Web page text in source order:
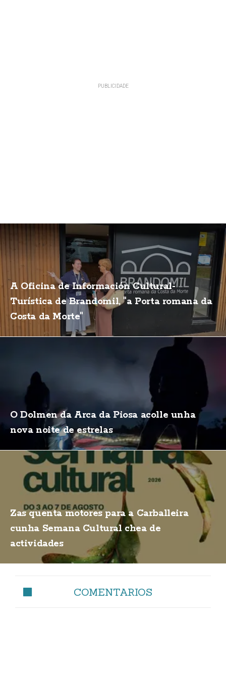
A Oficina de Información Cultural-
Turística de Brandomil, "a Porta romana da
Costa da Morte"
O Dolmen da Arca da Piosa acolle unha
nova noite de estrelas
Zas quenta motores para a Carballeira
cunha Semana Cultural chea de
actividades
COMENTARIOS